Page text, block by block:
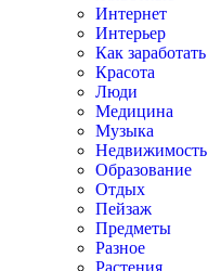
Интернет
Интерьер
Как заработать
Красота
Люди
Медицина
Музыка
Недвижимость
Образование
Отдых
Пейзаж
Предметы
Разное
Растения